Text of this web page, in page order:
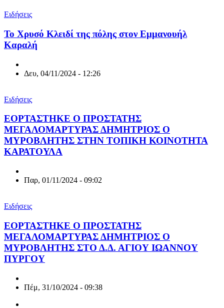
Ειδήσεις
Το Χρυσό Κλειδί της πόλης στον Εμμανουήλ
Καραλή
Δευ, 04/11/2024 - 12:26
Ειδήσεις
ΕΟΡΤΑΣΤΗΚΕ Ο ΠΡΟΣΤΑΤΗΣ
ΜΕΓΑΛΟΜΑΡΤΥΡΑΣ ΔΗΜΗΤΡΙΟΣ Ο
ΜΥΡΟΒΛΗΤΗΣ ΣΤΗΝ ΤΟΠΙΚΗ ΚΟΙΝΟΤΗΤΑ
ΚΑΡΑΤΟΥΛΑ
Παρ, 01/11/2024 - 09:02
Ειδήσεις
ΕΟΡΤΑΣΤΗΚΕ Ο ΠΡΟΣΤΑΤΗΣ
ΜΕΓΑΛΟΜΑΡΤΥΡΑΣ ΔΗΜΗΤΡΙΟΣ Ο
ΜΥΡΟΒΛΗΤΗΣ ΣΤΟ Δ.Δ. ΑΓΙΟΥ ΙΩΑΝΝΟΥ
ΠΥΡΓΟΥ
Πέμ, 31/10/2024 - 09:38